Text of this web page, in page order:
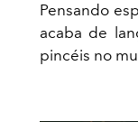
Pensando
acaba de
pincéis no